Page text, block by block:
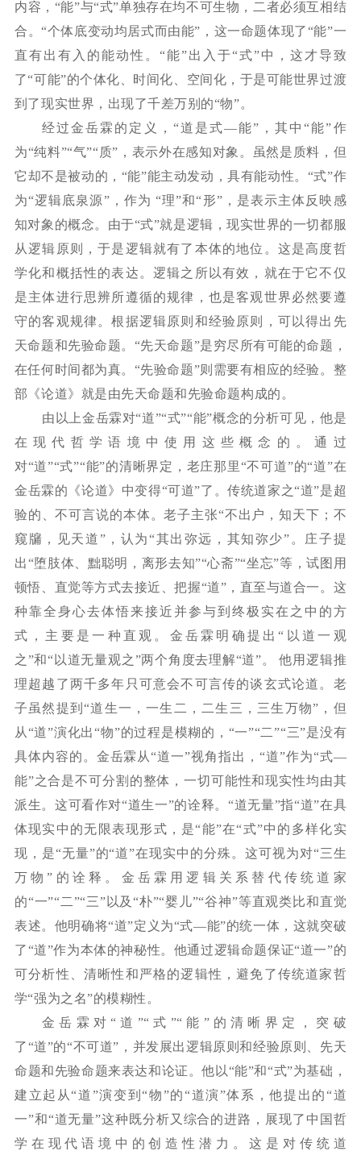
内容，“能”与“式”单独存在均不可生物，二者必须互相结
合。“个体底变动均居式而由能”，这一命题体现了“能”一
直有出有入的能动性。“能”出入于“式”中，这才导致
了“可能”的个体化、时间化、空间化，于是可能世界过渡
到了现实世界，出现了千差万别的“物”。
经过金岳霖的定义， “道是式—能”，其中“能”作
为“纯料”“气”“质”，表示外在感知对象。虽然是质料，但
它却不是被动的，“能”能主动发动，具有能动性。“式”作
为“逻辑底泉源”，作为 “理”和“形”，是表示主体反映感
知对象的概念。由于“式”就是逻辑，现实世界的一切都服
从逻辑原则，于是逻辑就有了本体的地位。这是高度哲
学化和概括性的表达。逻辑之所以有效，就在于它不仅
是主体进行思辨所遵循的规律，也是客观世界必然要遵
守的客观规律。根据逻辑原则和经验原则，可以得出先
天命题和先验命题。“先天命题”是穷尽所有可能的命题，
在任何时间都为真。“先验命题”则需要有相应的经验。整
部《论道》就是由先天命题和先验命题构成的。
由以上金岳霖对“道”“式”“能”概念的分析可见，他是
在现代哲学语境中使用这些概念的。通过
对“道”“式”“能”的清晰界定，老庄那里“不可道”的“道”在
金岳霖的《论道》中变得“可道”了。传统道家之“道”是超
验的、不可言说的本体。老子主张“不出户，知天下；不
窥牖，见天道”，认为“其出弥远，其知弥少”。庄子提
出“堕肢体、黜聪明，离形去知”“心斋”“坐忘”等，试图用
顿悟、直觉等方式去接近、把握“道”，直至与道合一。这
种靠全身心去体悟来接近并参与到终极实在之中的方
式，主要是一种直观。金岳霖明确提出“以道一观
之”和“以道无量观之”两个角度去理解“道”。 他用逻辑推
理超越了两千多年只可意会不可言传的谈玄式论道。老
子虽然提到“道生一，一生二，二生三，三生万物”，但
从“道”演化出“物”的过程是模糊的，“一”“二”“三”是没有
具体内容的。金岳霖从“道一”视角指出，“道”作为“式—
能”之合是不可分割的整体，一切可能性和现实性均由其
派生。这可看作对“道生一”的诠释。“道无量”指“道”在具
体现实中的无限表现形式，是“能”在“式”中的多样化实
现，是“无量”的“道”在现实中的分殊。这可视为对“三生
万物”的诠释。金岳霖用逻辑关系替代传统道家
的“一”“二”“三”以及“朴”“婴儿”“谷神”等直观类比和直觉
表述。他明确将“道”定义为“式—能”的统一体，这就突破
了“道”作为本体的神秘性。他通过逻辑命题保证“道一”的
可分析性、清晰性和严格的逻辑性，避免了传统道家哲
学“强为之名”的模糊性。
金岳霖对“道”“式”“能”的清晰界定，突破
了“道”的“不可道”，并发展出逻辑原则和经验原则、先天
命题和先验命题来表达和论证。他以“能”和“式”为基础，
建立起从“道”演变到“物”的“道演”体系，他提出的“道
一”和“道无量”这种既分析又综合的进路，展现了中国哲
学在现代语境中的创造性潜力。这是对传统道